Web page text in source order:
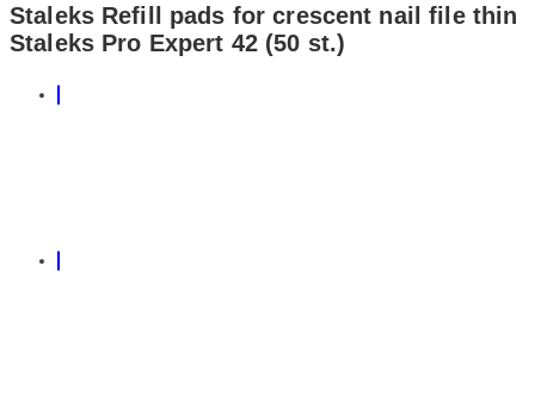
Staleks Refill pads for crescent nail file thin
Staleks Pro Expert 42 (50 st.)